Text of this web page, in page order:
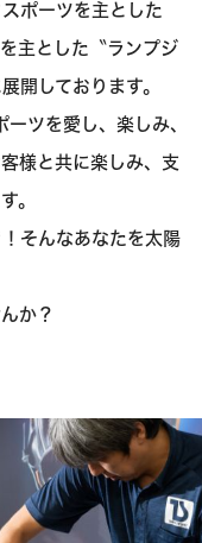
ポーツを主とした
主とした〝ランプジ
開しております。
ツを愛し、楽しみ、
様と共に楽しみ、支
。
そんなあなたを太陽
か？